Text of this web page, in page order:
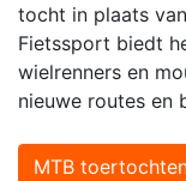
tocht in plaats
Fietssport biedt
wielrenners en
nieuwe routes en
MTB